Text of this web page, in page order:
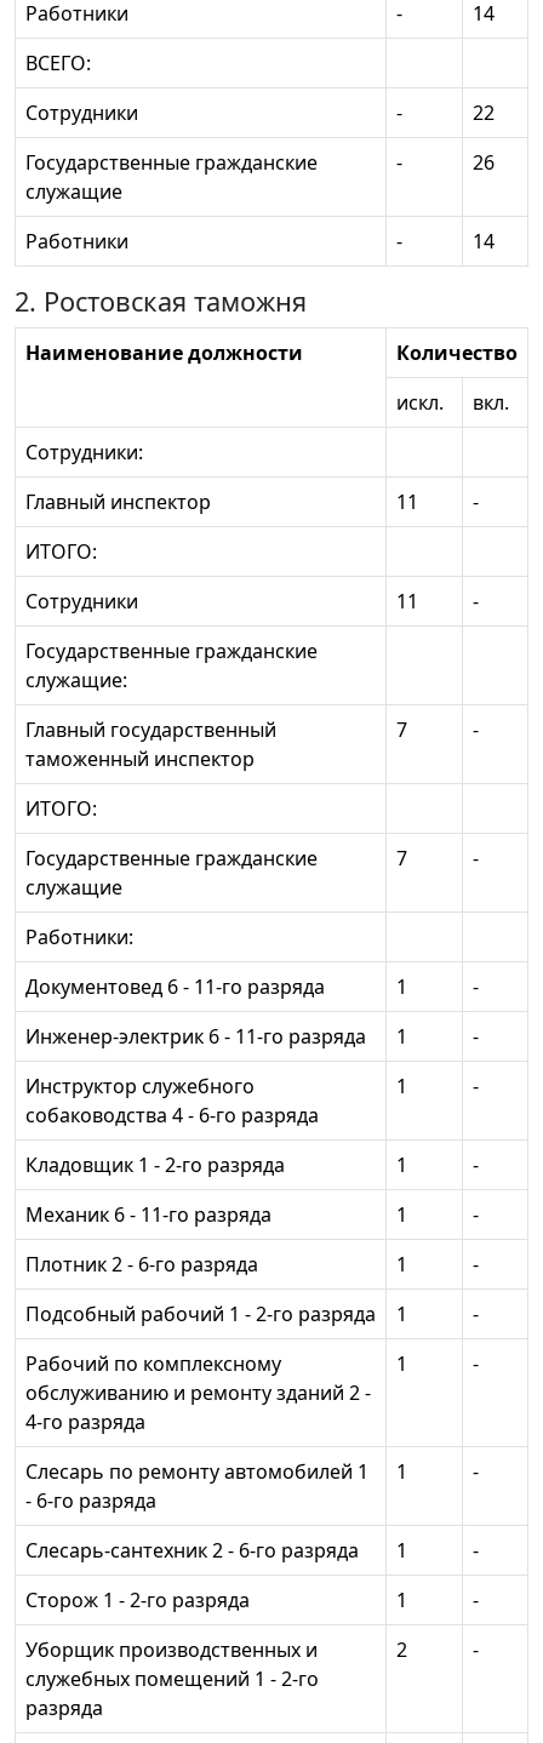
Работники -
14
ВСЕГО:
Сотрудники
-
22
Государственные гражданские
служащие
- 26
Работники - 14
2. Ростовская таможня
Наименование должности
Количество
искл.
вкл.
Сотрудники:
Главный инспектор
11
-
ИТОГО:
Сотрудники
11
-
Государственные гражданские
служащие:
Главный государственный
таможенный инспектор
7 -
ИТОГО:
Государственные гражданские
служащие
7 -
Работники:
Документовед 6 - 11-го разряда
1
-
Инженер-электрик 6 - 11-го разряда
1
-
Инструктор служебного
собаководства 4 - 6-го разряда
1 -
Кладовщик 1 - 2-го разряда 1
-
Механик 6 - 11-го разряда
1
-
Плотник 2 - 6-го разряда
1
-
Подсобный рабочий 1 - 2-го разряда
1
-
Рабочий по комплексному
обслуживанию и ремонту зданий 2 -
4-го разряда
1 -
Слесарь по ремонту автомобилей 1
- 6-го разряда
1 -
Слесарь-сантехник 2 - 6-го разряда 1
-
Сторож 1 - 2-го разряда
1
-
Уборщик производственных и
служебных помещений 1 - 2-го
разряда
2 -